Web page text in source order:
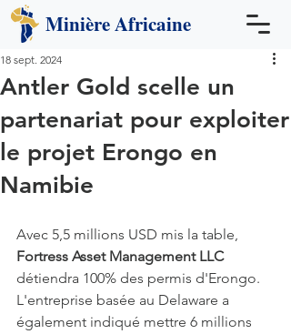
MinièreAfricaine
Antler Gold scelle un
partenariat pour exploiter
le projet Erongo en
Namibie
18 sept. 2024
Avec 5,5 millions USD mis la table,
Fortress Asset Management LLC
détiendra 100% des permis d'Erongo.
L'entreprise basée au Delaware a
également indiqué mettre 6 millions